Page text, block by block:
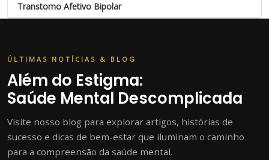
Transtorno Afetivo Bipolar
ÚLTIMAS NOTÍCIAS & BLOG
Além do Estigma:
Saúde Mental Descomplicada
Visite nosso blog para explorar artigos, histórias de
sucesso e dicas de bem-estar que iluminam o caminho
para a compreensão da saúde mental.